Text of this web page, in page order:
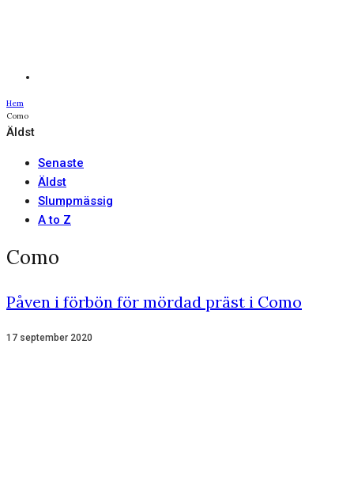
Hem
Como
Äldst
Senaste
Äldst
Slumpmässig
A to Z
Como
Påven i förbön för mördad präst i Como
17 september 2020